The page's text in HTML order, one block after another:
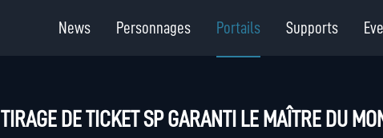
News Personnages Portails Supports
TIRAGE DE TICKET SP GARANTI LE MAÎTRE DU